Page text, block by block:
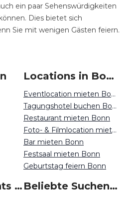
ein paar Sehenswürdigkeiten
Dies bietet sich
Sie mit wenigen Gästen feiern.
Locations in Bonn mieten
Eventlocation mieten Bonn
Tagungshotel buchen Bonn
Restaurant mieten Bonn
Foto- & Filmlocation mieten Bonn
Bar mieten Bonn
Festsaal mieten Bonn
Geburtstag feiern Bonn
Beliebte Events in Bonn Beliebte Suchen auf Event Inc